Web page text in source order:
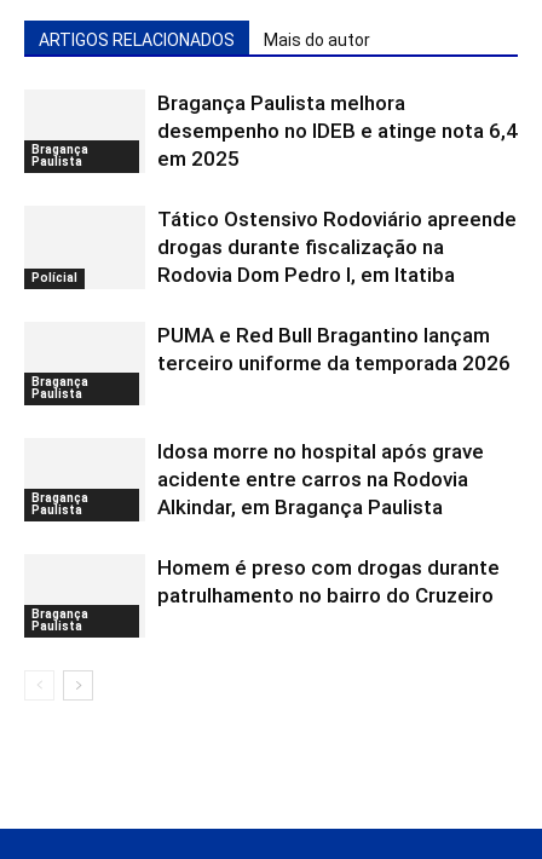
ARTIGOS RELACIONADOS Mais do autor
Bragança
Paulista
Bragança Paulista melhora
desempenho no IDEB e atinge nota 6,4
em 2025
Polícial
Tático Ostensivo Rodoviário apreende
drogas durante fiscalização na
Rodovia Dom Pedro I, em Itatiba
Bragança
Paulista
PUMA e Red Bull Bragantino lançam
terceiro uniforme da temporada 2026
Bragança
Paulista
Idosa morre no hospital após grave
acidente entre carros na Rodovia
Alkindar, em Bragança Paulista
Bragança
Paulista
Homem é preso com drogas durante
patrulhamento no bairro do Cruzeiro